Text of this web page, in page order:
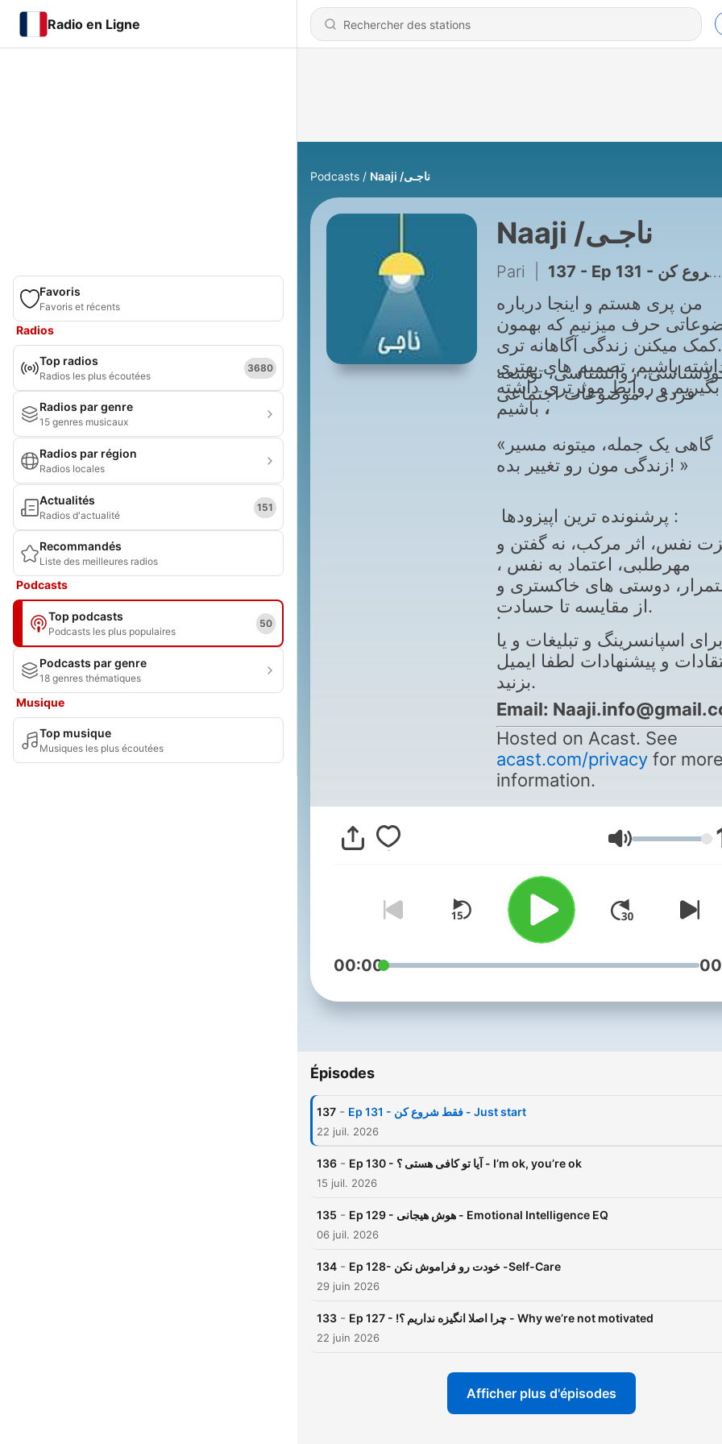
Radio en Ligne
Favoris
Favoris et récents
Radios
Top radios
Radios les plus écoutées
3680
Radios par genre
15 genres musicaux
Radios par région
Radios locales
Actualités
Radios d'actualité
151
Recommandés
Liste des meilleures radios
Podcasts
Top podcasts
Podcasts les plus populaires
50
Podcasts par genre
18 genres thématiques
Musique
Top musique
Musiques les plus écoutées
Podcasts Naaji /ناجـی
Naaji /ناجـی
Pari
من پری هستم و اینجا درباره
حرف میزنیم که بهمون
کمک میکنن زندگی آگاهانه تری
باشیم، تصمیم های بهتری
بگیریم و روابط موثرتری داشته
،
روانشناسی، توسعه
فردی ، موضوعات اجتماعی
«گاهی یک جمله، میتونه مسیر
زندگی مون رو تغییر بده! »
پرشنونده ترین اپیزودها :
نفس، اثر مرکب، نه گفتن و
مهرطلبی، اعتماد به نفس ،
دوستی های خاکستری و
از مقایسه تا حسادت.
.
برای اسپانسرینگ و تبلیغات و یا
و پیشنهادات لطفا ایمیل
بزنید.
Email:
Hosted on Acast. See
acast.com/privacyfor more
information.
Volume
00:00
Épisodes
137 - Ep 131 - فقط شروع کن - Just start
22 juil. 2026
136 - Ep 130 - آیا تو کافی هستی ؟ - I’m ok, you’re ok
15 juil. 2026
135 - Ep 129 - هوش هیجانی - Emotional Intelligence EQ
06 juil. 2026
134 - Ep 128- خودت رو فراموش نکن -Self-Care
29 juin 2026
133 - Ep 127 - !چرا اصلا انگیزه نداریم ؟ - Why we’re not motivated
22 juin 2026
Afficher plus d'épisodes